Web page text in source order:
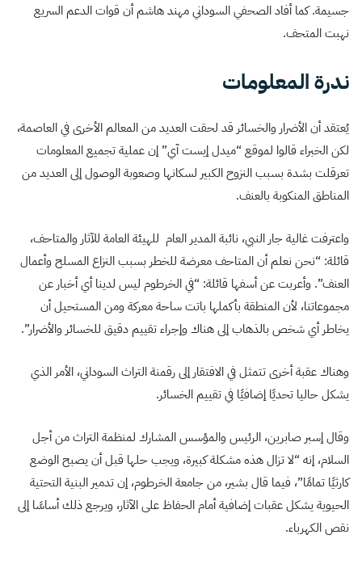
جسيمة. كما أفاد الصحفي السوداني مهند هاشم أن قوات الدعم السريع
نهبت المتحف.
ندرة المعلومات
يُعتقد أن الأضرار والخسائر قد لحقت العديد من المعالم الأخرى في العاصمة،
لكن الخبراء قالوا لموقع “ميدل إيست آي” إن عملية تجميع المعلومات
تعرقلت بشدة بسبب النزوح الكبير لسكانها وصعوبة الوصول إلى العديد من
المناطق المنكوبة بالعنف.
واعترفت غالية جار النبي، نائبة المدير العام للهيئة العامة للآثار والمتاحف،
قائلة: “نحن نعلم أن المتاحف معرضة للخطر بسبب النزاع المسلح وأعمال
العنف”. وأعربت عن أسفها قائلة: “في الخرطوم ليس لدينا أي أخبار عن
مجموعاتنا، لأن المنطقة بأكملها باتت ساحة معركة ومن المستحيل أن
يخاطر أي شخص بالذهاب إلى هناك وإجراء تقييم دقيق للخسائر والأضرار”.
وهناك عقبة أخرى تتمثل في الافتقار إلى رقمنة التراث السوداني، الأمر الذي
يشكل حاليا تحديًا إضافيًا في تقييم الخسائر.
وقال إسبر صابرين، الرئيس والمؤسس المشارك لمنظمة التراث من أجل
السلام، إنه “لا تزال هذه مشكلة كبيرة، ويجب حلها قبل أن يصبح الوضع
كارثيًا تمامًا”، فيما قال بشير، من جامعة الخرطوم، إن تدمير البنية التحتية
الحيوية يشكل عقبات إضافية أمام الحفاظ على الآثار، ويرجع ذلك أساسًا إلى
نقص الكهرباء.